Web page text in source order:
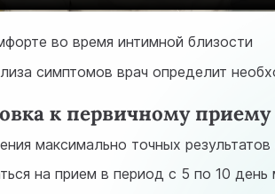
во время интимной близости
симптомов врач определит
к первичному приему
максимально точных
на прием в период с 5 по 10 день